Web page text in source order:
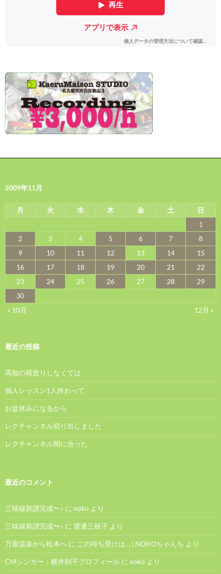
2009年11月
月 火 水 木 金 土
日
1
2
3 4 5 6 7
8
9
10 11 12 13 14
15
16
17 18 19 20 21
22
23
24 25 26 27 28
29
30
« 10月
12月 »
最近の投稿
高知の荷造りしなくては
個人レッスン1人終わって
お盆休みになるから
レクチャンネル切り出しました
レクチャンネル間に合った
最近のコメント
三味線新譜完成〜♪ に noko より
三味線新譜完成〜♪ に 渡邊三枝子 より
万座温泉から松本へ に この待ち受けは… | NOKOちゃんち より
CMシンガー：横井則子プロフィール に noko より